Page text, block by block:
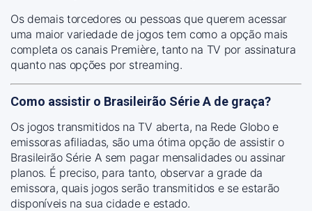
Os demais torcedores ou pessoas que querem acessar
uma maior variedade de jogos tem como a opção mais
completa os canais Première, tanto na TV por assinatura
quanto nas opções por streaming.
Como assistir o Brasileirão Série A de graça?
Os jogos transmitidos na TV aberta, na Rede Globo e
emissoras afiliadas, são uma ótima opção de assistir o
Brasileirão Série A sem pagar mensalidades ou assinar
planos. É preciso, para tanto, observar a grade da
emissora, quais jogos serão transmitidos e se estarão
disponíveis na sua cidade e estado.